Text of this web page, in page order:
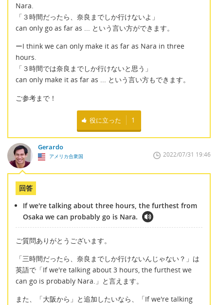
Nara.
「３時間だったら、奈良までしか行けないよ」
can only go as far as ... という言い方ができます。
ーI think we can only make it as far as Nara in three
hours.
「３時間では奈良までしか行けないと思う」
can only make it as far as ... という言い方もできます。
ご参考まで！
役に立った 1
Gerardo
アメリカ合衆国 2022/07/31 19:46
回答
If we're talking about three hours, the furthest from
Osaka we can probably go is Nara.
ご質問ありがとうございます。
「三時間だったら、奈良までしか行けないんじゃない？」は
英語で「If we're talking about 3 hours, the furthest we
can go is probably Nara.」と言えます。
また、「大阪から」と追加したいなら、「If we're talking